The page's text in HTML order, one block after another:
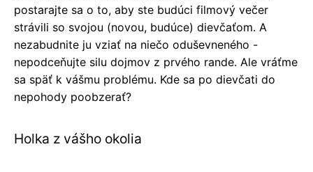
postarajte sa o to, aby ste budúci filmový večer
strávili so svojou (novou, budúce) dievčaťom. A
nezabudnite ju vziať na niečo oduševneného -
nepodceňujte silu dojmov z prvého rande. Ale vráťme
sa späť k vášmu problému. Kde sa po dievčati do
nepohody poobzerať?
Holka z vášho okolia